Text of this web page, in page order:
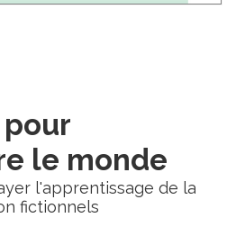
le monde
l'apprentissage de la
fictionnels